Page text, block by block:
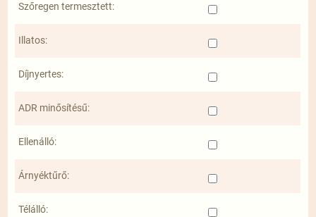
Szőregen termesztett:
Illatos:
Díjnyertes:
ADR minősítésű:
Ellenálló:
Árnyéktűrő:
Télálló: